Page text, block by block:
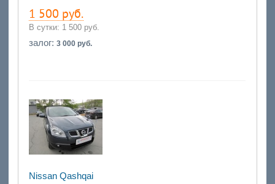
1 500 руб.
В сутки: 1 500 руб.
залог:3 000 руб.
Nissan Qashqai